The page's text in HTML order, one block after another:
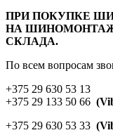
ПРИ ПОКУПКЕ
НА ШИНОМОНТАЖ
СКЛАДА.
По всем вопросам
+375 29 630 53 13
+375 29 133 50 66
+375 29 630 53 33